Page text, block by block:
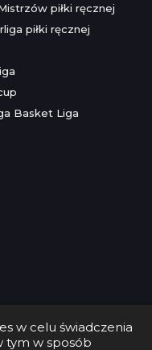
w celu świadczenia
tym w sposób
piłki ręcznej
piłki ręcznej
Basket Liga